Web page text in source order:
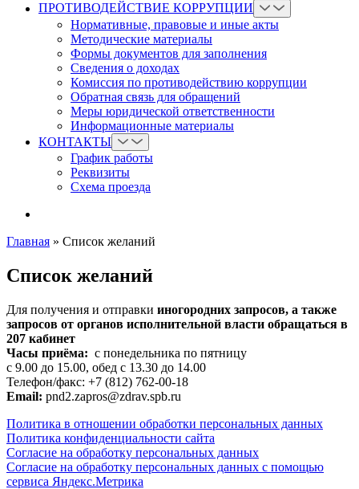
ПРОТИВОДЕЙСТВИЕ КОРРУПЦИИ
Нормативные, правовые и иные акты
Методические материалы
Формы документов для заполнения
Сведения о доходах
Комиссия по противодействию коррупции
Обратная связь для обращений
Меры юридической ответственности
Информационные материалы
КОНТАКТЫ
График работы
Реквизиты
Схема проезда
Главная » Список желаний
Список желаний
Для получения и отправки иногородних запросов, а также
запросов от органов исполнительной власти обращаться в
207 кабинет
Часы приёма: с понедельника по пятницу
с 9.00 до 15.00, обед с 13.30 до 14.00
Телефон/факс: +7 (812) 762-00-18
Email: pnd2.zapros@zdrav.spb.ru
Политика в отношении обработки персональных данных
Политика конфиденциальности сайта
Согласие на обработку персональных данных
Согласие на обработку персональных данных с помощью
сервиса Яндекс.Метрика